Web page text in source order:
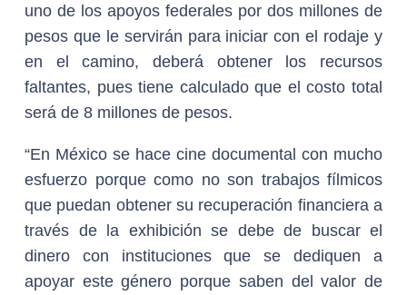
uno de los apoyos federales por dos millones de
pesos que le servirán para iniciar con el rodaje y
en el camino, deberá obtener los recursos
faltantes, pues tiene calculado que el costo total
será de 8 millones de pesos.
“En México se hace cine documental con mucho
esfuerzo porque como no son trabajos fílmicos
que puedan obtener su recuperación financiera a
través de la exhibición se debe de buscar el
dinero con instituciones que se dediquen a
apoyar este género porque saben del valor de